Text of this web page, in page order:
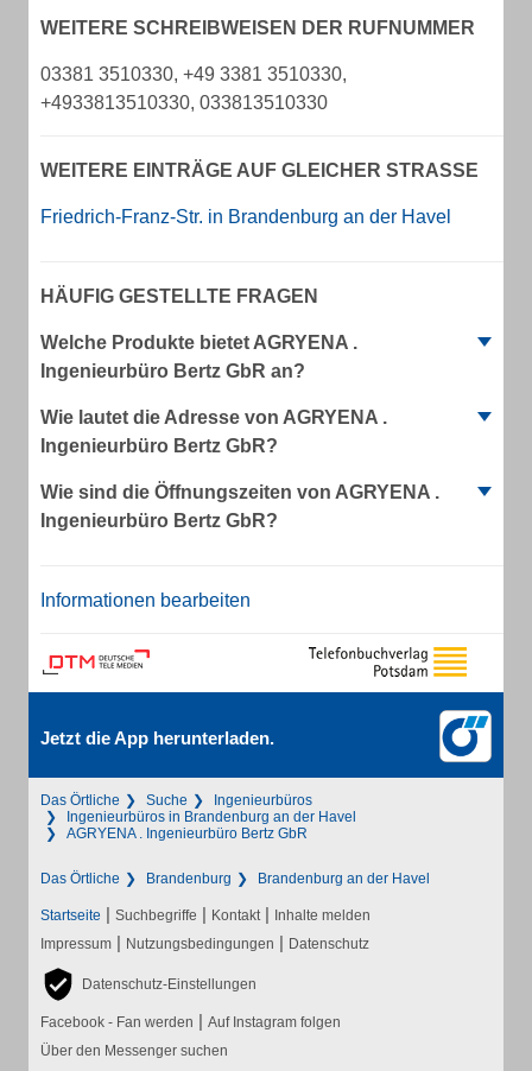
WEITERE SCHREIBWEISEN DER RUFNUMMER
03381 3510330, +49 3381 3510330,
+4933813510330, 033813510330
WEITERE EINTRÄGE AUF GLEICHER STRASSE
Friedrich-Franz-Str. in Brandenburg an der Havel
HÄUFIG GESTELLTE FRAGEN
Welche Produkte bietet AGRYENA .
Ingenieurbüro Bertz GbR an?
Wie lautet die Adresse von AGRYENA .
Ingenieurbüro Bertz GbR?
Wie sind die Öffnungszeiten von AGRYENA .
Ingenieurbüro Bertz GbR?
Informationen bearbeiten
Jetzt die App herunterladen.
Das Örtliche Suche
Ingenieurbüros
Ingenieurbüros in Brandenburg an der Havel
AGRYENA . Ingenieurbüro Bertz GbR
Das Örtliche Brandenburg Brandenburg an der Havel
Startseite | Suchbegriffe | Kontakt | Inhalte melden
Impressum | Nutzungsbedingungen | Datenschutz
Datenschutz-Einstellungen
Facebook - Fan werden | Auf Instagram folgen
Über den Messenger suchen